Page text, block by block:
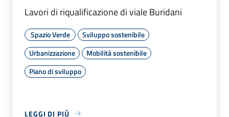
Lavori di riqualificazione di viale Buridani
Spazio Verde
Sviluppo sostenibile
Urbanizzazione
Mobilità sostenibile
Piano di sviluppo
LEGGI DI PIÙ